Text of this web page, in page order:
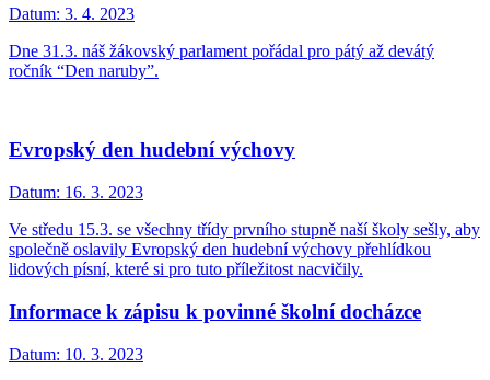
Datum: 3. 4. 2023
Dne 31.3. náš žákovský parlament pořádal pro pátý až devátý
ročník “Den naruby”.
Evropský den hudební výchovy
Datum: 16. 3. 2023
Ve středu 15.3. se všechny třídy prvního stupně naší školy sešly, aby
společně oslavily Evropský den hudební výchovy přehlídkou
lidových písní, které si pro tuto příležitost nacvičily.
Informace k zápisu k povinné školní docházce
Datum: 10. 3. 2023